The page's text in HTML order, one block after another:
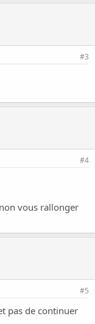
#3
#4
vous rallonger
#5
pas de continuer